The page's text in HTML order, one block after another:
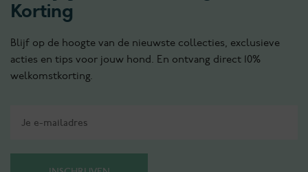
Korting
Blijf op de hoogte van de nieuwste collecties, exclusieve
acties en tips voor jouw hond. En ontvang direct 10%
welkomstkorting.